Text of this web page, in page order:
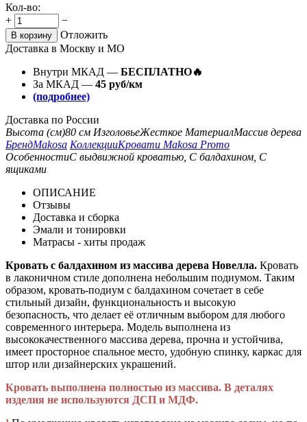
Кол-во:
+
−
В корзину
Отложить
Доставка в Москву и МО
Внутри МКАД — БЕСПЛАТНО🔥
За МКАД — 45 руб/км
(подробнее)
Доставка по России
Высота (см)80 см ИзголовьеЖесткое МатериалМассив дерева
БрендMakosa КоллекцииКровати Makosa Promo
ОсобенностиС выдвижной кроватью, С балдахином, С
ящиками
ОПИСАНИЕ
Отзывы
Доставка и сборка
Эмали и тонировки
Матрасы - хиты продаж
Кровать с балдахином из массива дерева Новелла. Кровать
в лаконичном стиле дополнена небольшим подиумом. Таким
образом, кровать-подиум с балдахином сочетает в себе
стильный дизайн, функциональность и высокую
безопасность, что делает её отличным выбором для любого
современного интерьера. Модель выполнена из
высококачественного массива дерева, прочна и устойчива,
имеет просторное спальное место, удобную спинку, каркас для
штор или дизайнерских украшений.
Кровать выполнена полностью из массива. В деталях
изделия не используются ДСП и МДФ.